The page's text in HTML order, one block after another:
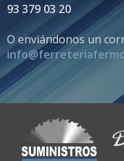
93 379 03 20
O enviándonos un